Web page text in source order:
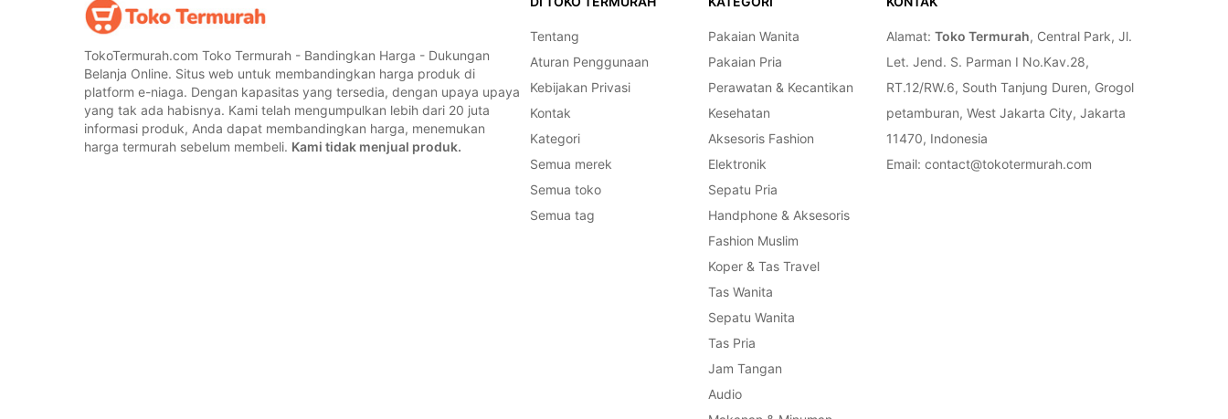
TokoTermurah.com Toko Termurah - Bandingkan Harga - Dukungan
Belanja Online. Situs web untuk membandingkan harga produk di
platform e-niaga. Dengan kapasitas yang tersedia, dengan upaya upaya
yang tak ada habisnya. Kami telah mengumpulkan lebih dari 20 juta
informasi produk, Anda dapat membandingkan harga, menemukan
harga termurah sebelum membeli. Kami tidak menjual produk.
Tentang
Aturan Penggunaan
Kebijakan Privasi
Kontak
Kategori
Semua merek
Semua toko
Semua tag
Pakaian Wanita
Pakaian Pria
Perawatan & Kecantikan
Kesehatan
Aksesoris Fashion
Elektronik
Sepatu Pria
Handphone & Aksesoris
Fashion Muslim
Koper & Tas Travel
Tas Wanita
Sepatu Wanita
Tas Pria
Jam Tangan
Audio
Alamat: Toko Termurah, Central Park, Jl.
Let. Jend. S. Parman I No.Kav.28,
RT.12/RW.6, South Tanjung Duren, Grogol
petamburan, West Jakarta City, Jakarta
11470, Indonesia
Email: contact@tokotermurah.com